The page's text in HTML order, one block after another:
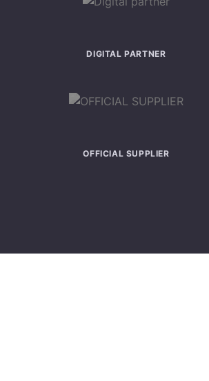
DIGITAL PARTNER
OFFICIAL SUPPLIER